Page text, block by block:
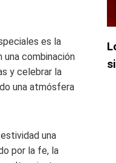
es la
una combinación
y celebrar la
una atmósfera
una
por la fe, la